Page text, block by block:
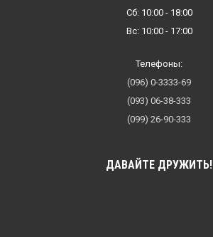
Сб: 10:00 - 18:00
Вс: 10:00 - 17:00
Телефоны:
(096) 0-3333-69
(093) 06-38-333
(099) 26-90-333
ДАВАЙТЕ ДРУЖИТЬ!